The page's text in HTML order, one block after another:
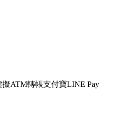
擬ATM轉帳支付寶LINE Pay